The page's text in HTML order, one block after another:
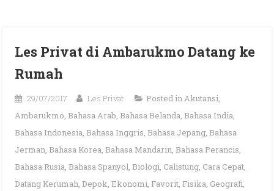
Les Privat di Ambarukmo Datang ke
Rumah
29/07/2017 Les Privat Posted inAkutansi,
Ambarukmo, Bahasa Arab, Bahasa Belanda, Bahasa India,
Bahasa Indonesia, Bahasa Inggris, Bahasa Jepang, Bahasa
Jerman, Bahasa Korea, Bahasa Mandarin, Bahasa Perancis,
Bahasa Rusia, Bahasa Spanyol, Biologi, Calistung, Cara Cepat,
Datang Kerumah, Depok, Ekonomi, Favorit, Fisika, Geografi,